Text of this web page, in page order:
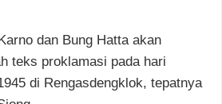
dan Bung Hatta akan
teks proklamasi pada hari
di Rengasdengklok, tepatnya